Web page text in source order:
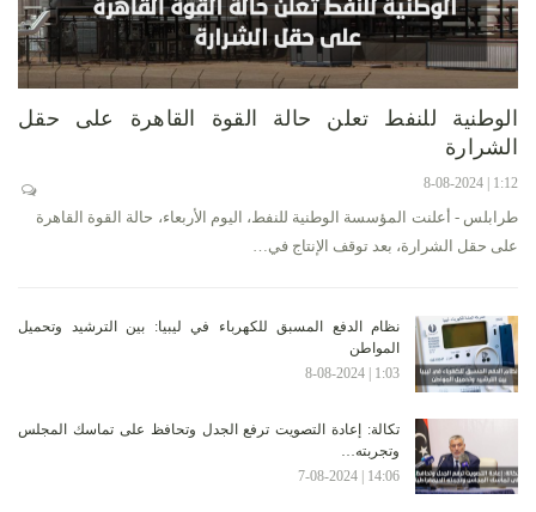
الوطنية للنفط تعلن حالة القوة القاهرة على حقل
الشرارة
1:12 | 8-08-2024
طرابلس - أعلنت المؤسسة الوطنية للنفط، اليوم الأربعاء، حالة القوة القاهرة
على حقل الشرارة، بعد توقف الإنتاج في…
نظام الدفع المسبق للكهرباء في ليبيا: بين الترشيد وتحميل
المواطن
1:03 | 8-08-2024
تكالة: إعادة التصويت ترفع الجدل وتحافظ على تماسك المجلس
وتجربته…
14:06 | 7-08-2024